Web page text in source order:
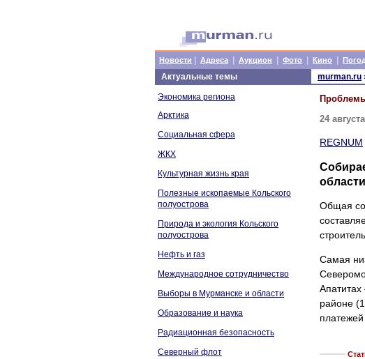
Новости Адреса Аукцион Фото Кино
Актуальные темы
Экономика региона
Арктика
Социальная сфера
ЖКХ
Культурная жизнь края
Полезные ископаемые Кольского
полуострова
Природа и экология Кольского
полуострова
Нефть и газ
Международное сотрудничество
Выборы в Мурманске и области
Образование и наука
Радиационная безопасность
Северный флот
murman.ru
24
REGNUM
Общая
Самая
районе
платежей